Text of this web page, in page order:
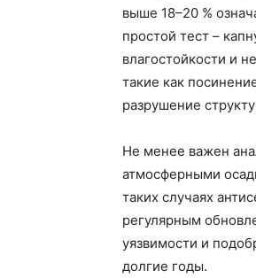
выше 18–20 %
простой тест –
влагостойкости и
такие как
разрушение
Не менее важен
атмосферными
таких случаях
регулярным
уязвимости и
долгие годы.